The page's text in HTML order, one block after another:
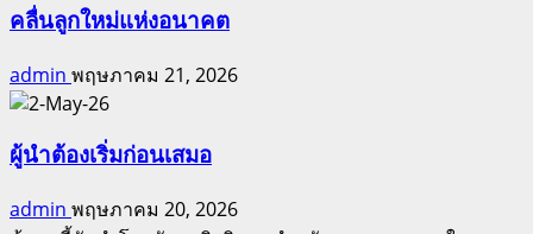
คลื่นลูกใหม่แห่งอนาคต
admin พฤษภาคม 21, 2026
ผู้นำต้องเริ่มก่อนเสมอ
admin พฤษภาคม 20, 2026